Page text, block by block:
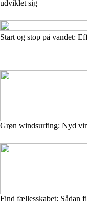
udviklet sig
Start og stop på vandet:
Grøn windsurfing: Nyd
Find fællesskabet: Sådan